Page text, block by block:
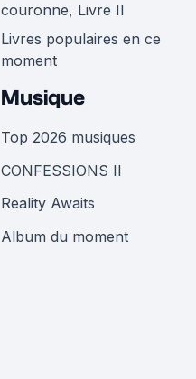
couronne, Livre II
Livres populaires en ce
moment
Musique
Top 2026 musiques
CONFESSIONS II
Reality Awaits
Album du moment